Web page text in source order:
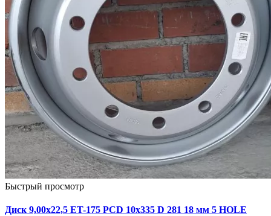
Быстрый просмотр
Диск 9,00х22,5 ET-175 PCD 10x335 D 281 18 мм 5 HOLE